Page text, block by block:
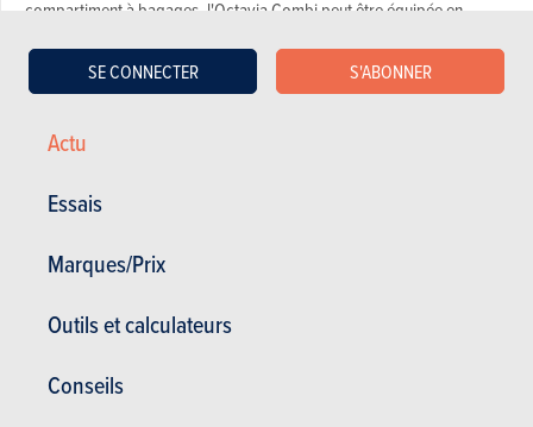
Actu
Essais
Marques/Prix
Outils et calculateurs
Conseils
SE CONNECTER S'ABONNER
compartiment à bagages, l'Octavia Combi peut être équipée en
concerne le compartiment de rangement au niveau la banquette
arrière pour, par exemple, une bouteille d'eau ou un smartphone.
jongle avec des termes modernes tels que "ChatGTP" et "Sustainable".
L'intelligence artificielle sera introduite ultérieurement pour que
l'assistante vocale Laura puisse améliorer ses réponses au fur et à
mesure. En attendant, l'habitacle rafraîchi s'habille en grande partie de
couvercle du réservoir et le parapluie caché dans la portière sont